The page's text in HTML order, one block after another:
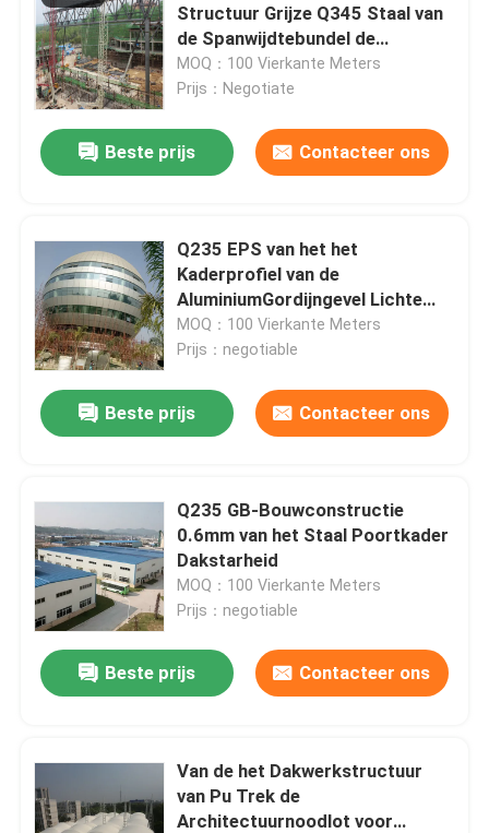
Structuur Grijze Q345 Staal van
de Spanwijdtebundel de
Buisbundels op Plaatsinstallatie
MOQ：100 Vierkante Meters
Prijs：Negotiate
Beste prijs Contacteer ons
Q235 EPS van het het
Kaderprofiel van de
AluminiumGordijngevel Lichte
Gordijngevel 50mm
MOQ：100 Vierkante Meters
Prijs：negotiable
Beste prijs Contacteer ons
Q235 GB-Bouwconstructie
0.6mm van het Staal Poortkader
Dakstarheid
MOQ：100 Vierkante Meters
Prijs：negotiable
Beste prijs Contacteer ons
Van de het Dakwerkstructuur
van Pu Trek de
Architectuurnoodlot voor